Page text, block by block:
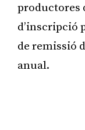
productores
d’inscripció
de remissió
anual.